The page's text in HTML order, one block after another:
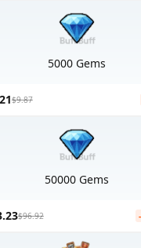
5000 Gems
$9.87
50000 Gems
$96.92